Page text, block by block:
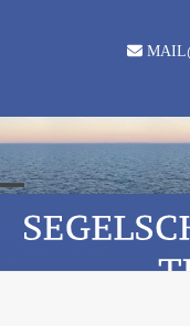
Open
mobile
Close
mobile